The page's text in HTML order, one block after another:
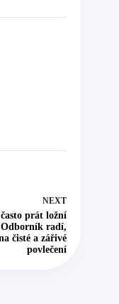
NEXT
prát ložní
radí,
čisté a zářivé
povlečení